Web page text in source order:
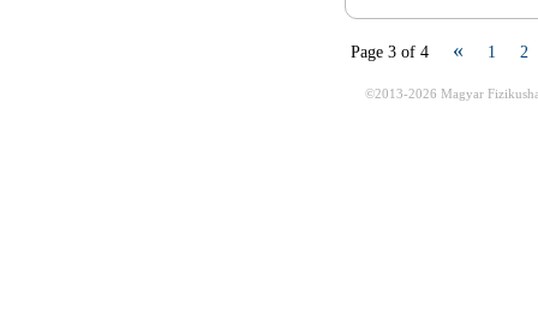
Page 3 of 4 « 1 2
©2013-2026 Magyar